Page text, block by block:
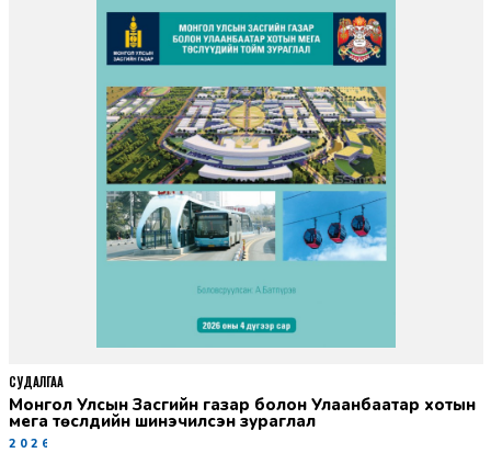
Монгол Улсын Засгийн газар болон Улаанбаатар хотын
мега төслүүдийн шинэчилсэн зураглал
2026-06-29
СУДАЛГАА